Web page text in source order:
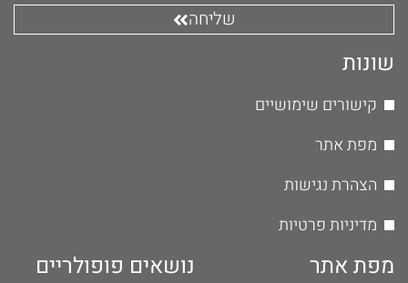
שליחה
שונות
קישורים שימושיים
מפת אתר
הצהרת נגישות
מדיניות פרטיות
מפת אתר נושאים פופולריים